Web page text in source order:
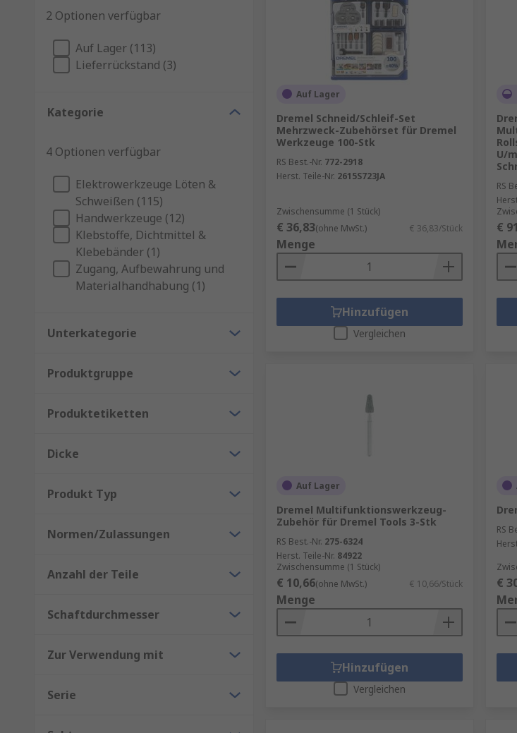
2 Optionen verfügbar
Auf Lager (113)
Lieferrückstand (3)
Kategorie
4 Optionen verfügbar
Elektrowerkzeuge Löten &
Schweißen (115)
Handwerkzeuge (12)
Klebstoffe, Dichtmittel &
Klebebänder (1)
Zugang, Aufbewahrung und
Materialhandhabung (1)
Unterkategorie
Produktgruppe
Produktetiketten
Dicke
Produkt Typ
Normen/Zulassungen
Anzahl der Teile
Schaftdurchmesser
Zur Verwendung mit
Serie
Auf Lager
Dremel Schneid/Schleif-Set
Mehrzweck-Zubehörset für Dremel
Werkzeuge 100-Stk
RS Best.-Nr. 772-2918
Herst. Teile-Nr. 2615S723JA
Zwischensumme (1 Stück)
€ 36,83(ohne MwSt.) € 36,83/Stück
Menge
Hinzufügen
Vergleichen
U/
RS
€
Auf Lager
Dremel Multifunktionswerkzeug-
Zubehör für Dremel Tools 3-Stk
RS Best.-Nr. 275-6324
Herst. Teile-Nr. 84922
Zwischensumme (1 Stück)
€ 10,66(ohne MwSt.) € 10,66/Stück
Menge
Hinzufügen
Vergleichen
RS
€